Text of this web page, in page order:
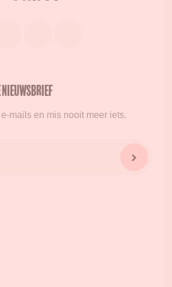
nieuwsbrief
mails en mis nooit meer iets.